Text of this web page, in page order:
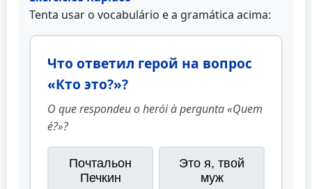
Tenta usar o vocabulário e a gramática acima:
Что ответил герой на вопрос
«Кто это?»?
O que respondeu o herói à pergunta «Quem
é?»?
Почтальон
Печкин
Это я, твой
муж